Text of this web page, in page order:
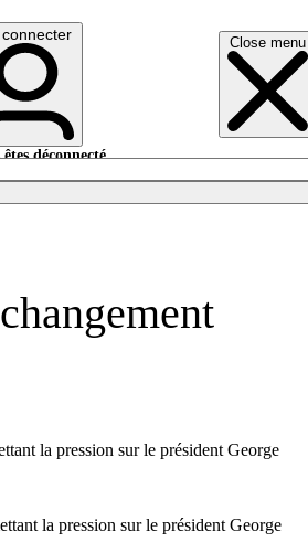
Close menu
êtes déconnecté.
la pression sur le président George
la pression sur le président George